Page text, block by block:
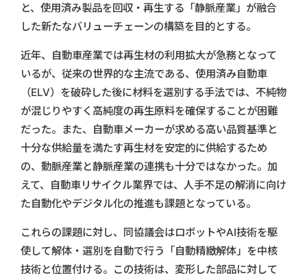
と、使用済み製品を回収・再生する「静脈産業」が融合
した新たなバリューチェーンの構築を目的とする。
近年、自動車産業では再生材の利用拡大が急務となって
いるが、従来の世界的な主流である、使用済み自動車
（ELV）を破砕した後に材料を選別する手法では、不純物
が混じりやすく高純度の再生原料を確保することが困難
だった。また、自動車メーカーが求める高い品質基準と
十分な供給量を満たす再生材を安定的に供給するため
の、動脈産業と静脈産業の連携も十分ではなかった。加
えて、自動車リサイクル業界では、人手不足の解消に向け
た自動化やデジタル化の推進も課題となっている。
これらの課題に対し、同協議会はロボットやAI技術を駆
使して解体・選別を自動で行う「自動精緻解体」を中核
技術と位置付ける。この技術は、変形した部品に対して